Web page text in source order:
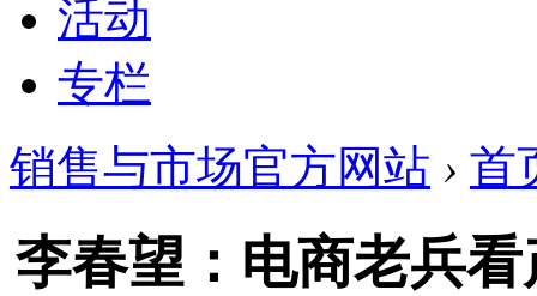
活动
专栏
销售与市场官方网站 › 首
李春望：电商老兵